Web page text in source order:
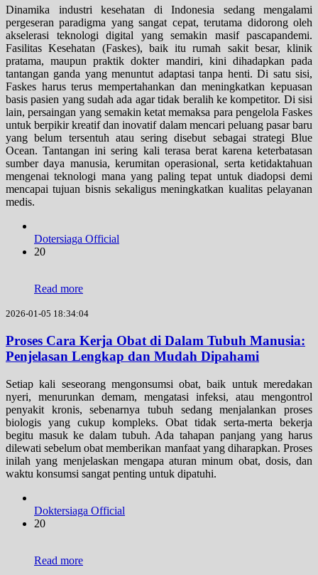
Dinamika industri kesehatan di Indonesia sedang mengalami
pergeseran paradigma yang sangat cepat, terutama didorong oleh
akselerasi teknologi digital yang semakin masif pascapandemi.
Fasilitas Kesehatan (Faskes), baik itu rumah sakit besar, klinik
pratama, maupun praktik dokter mandiri, kini dihadapkan pada
tantangan ganda yang menuntut adaptasi tanpa henti. Di satu sisi,
Faskes harus terus mempertahankan dan meningkatkan kepuasan
basis pasien yang sudah ada agar tidak beralih ke kompetitor. Di sisi
lain, persaingan yang semakin ketat memaksa para pengelola Faskes
untuk berpikir kreatif dan inovatif dalam mencari peluang pasar baru
yang belum tersentuh atau sering disebut sebagai strategi Blue
Ocean. Tantangan ini sering kali terasa berat karena keterbatasan
sumber daya manusia, kerumitan operasional, serta ketidaktahuan
mengenai teknologi mana yang paling tepat untuk diadopsi demi
mencapai tujuan bisnis sekaligus meningkatkan kualitas pelayanan
medis.
Dotersiaga Official
20
Read more
2026-01-05 18:34:04
Proses Cara Kerja Obat di Dalam Tubuh Manusia:
Penjelasan Lengkap dan Mudah Dipahami
Setiap kali seseorang mengonsumsi obat, baik untuk meredakan
nyeri, menurunkan demam, mengatasi infeksi, atau mengontrol
penyakit kronis, sebenarnya tubuh sedang menjalankan proses
biologis yang cukup kompleks. Obat tidak serta-merta bekerja
begitu masuk ke dalam tubuh. Ada tahapan panjang yang harus
dilewati sebelum obat memberikan manfaat yang diharapkan. Proses
inilah yang menjelaskan mengapa aturan minum obat, dosis, dan
waktu konsumsi sangat penting untuk dipatuhi.
Doktersiaga Official
20
Read more